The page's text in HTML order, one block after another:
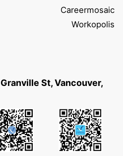
Careermosaic
Workopolis
St, Vancouver,